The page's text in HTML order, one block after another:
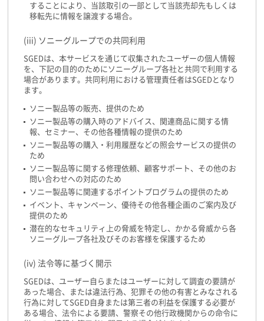
することにより、当該取引の一部として当該売却先もしくは
移転先に情報を譲渡する場合。
(iii) ソニーグループでの共同利用
SGEDは、本サービスを通じて収集されたユーザーの個人情報
を、下記の目的のためにソニーグループ各社と共同で利用する
場合があります。共同利用における管理責任者はSGEDとなり
ます。
ソニー製品等の販売、提供のため
ソニー製品等の購入時のアドバイス、関連商品に関する情
報、セミナー、その他各種情報の提供のため
ソニー製品等の購入・利用履歴などの照会サービスの提供の
ため
ソニー製品等に関する修理依頼、顧客サポート、その他のお
問い合わせへの対応のため
ソニー製品等に関連するポイントプログラムの提供のため
イベント、キャンペーン、優待その他各種企画のご案内及び
提供のため
潜在的なセキュリティ上の脅威を特定し、かかる脅威から各
ソニーグループ各社及びそのお客様を保護するため
(iv) 法令等に基づく開示
SGEDは、ユーザー自らまたはユーザーに対して調査の要請が
あった場合、または違法行為、犯罪その他の有害とみなされる
行為に対してSGED自身または第三者の利益を保護する必要が
ある場合、法令による要請、警察その他行政機関からの命令に